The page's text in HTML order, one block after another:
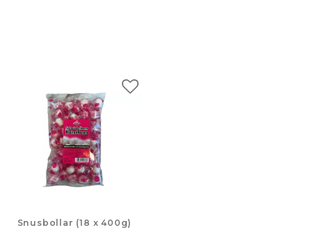
Snusbollar (18 x 400g)
Lägg till i favoriter